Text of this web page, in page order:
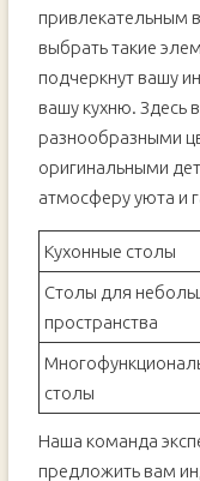
привлекательным
выбрать такие
подчеркнут вашу
вашу кухню. Здесь
разнообразными
оригинальными
атмосферу уюта и
Кухонные столы
Столы для
пространства
столы
Наша команда
предложить вам